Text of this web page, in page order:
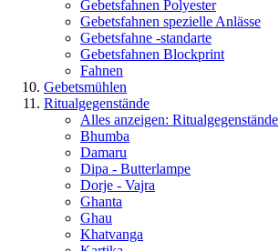
Gebetsfahnen Polyester
Gebetsfahnen spezielle Anlässe
Gebetsfahne -standarte
Gebetsfahnen Blockprint
Fahnen
Gebetsmühlen
Ritualgegenstände
Alles anzeigen: Ritualgegenstände
Bhumba
Damaru
Dipa - Butterlampe
Dorje - Vajra
Ghanta
Ghau
Khatvanga